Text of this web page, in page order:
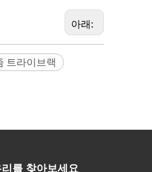
아래:
트라이브랙
를 찾아보세요